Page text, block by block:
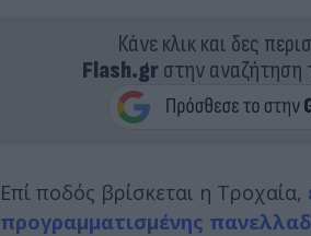
Κάνε κλικ και δες
Flash.grστην αναζήτηση
Επί ποδός βρίσκεται η Τροχαία,
προγραμματισμένης